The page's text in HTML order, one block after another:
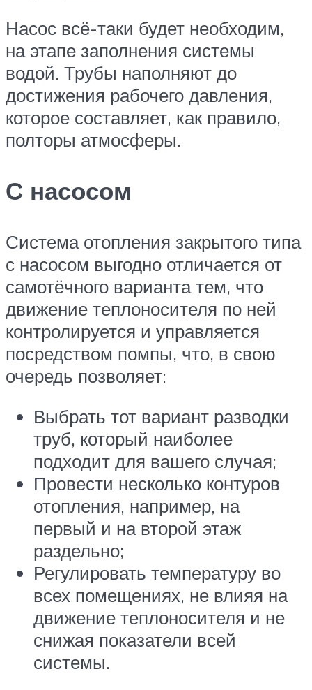
Насос всё-таки будет необходим,
на этапе заполнения системы
водой. Трубы наполняют до
достижения рабочего давления,
которое составляет, как правило,
полторы атмосферы.
С насосом
Система отопления закрытого типа
с насосом выгодно отличается от
самотёчного варианта тем, что
движение теплоносителя по ней
контролируется и управляется
посредством помпы, что, в свою
очередь позволяет:
Выбрать тот вариант разводки
труб, который наиболее
подходит для вашего случая;
Провести несколько контуров
отопления, например, на
первый и на второй этаж
раздельно;
Регулировать температуру во
всех помещениях, не влияя на
движение теплоносителя и не
снижая показатели всей
системы.